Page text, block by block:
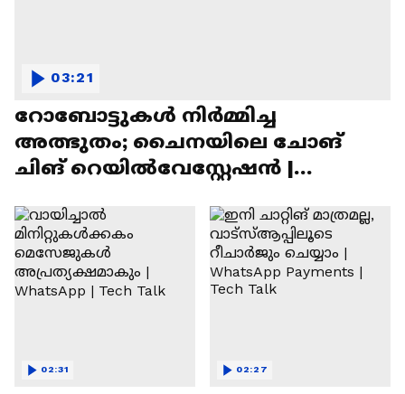
റോബോട്ടുകൾ നിർമ്മിച്ച
അത്ഭുതം; ചൈനയിലെ ചോങ്
ചിങ് റെയിൽവേസ്റ്റേഷൻ |
03:21
02:31 02:27